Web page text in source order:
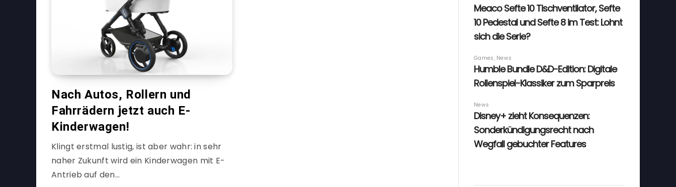
Nach Autos, Rollern und
Fahrrädern jetzt auch E-
Kinderwagen!
Klingt erstmal lustig, ist aber wahr: in sehr
naher Zukunft wird ein Kinderwagen mit E-
Antrieb auf den…